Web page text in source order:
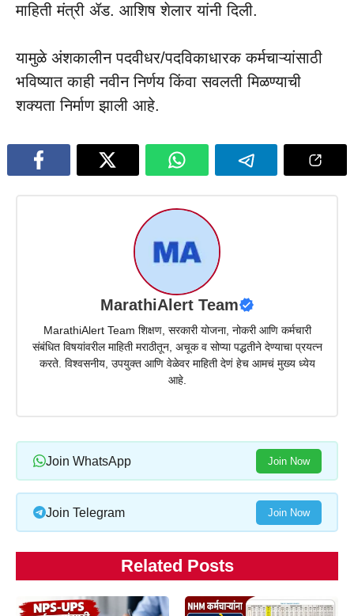
माहिती मंत्री ॲड. आशिष शेलार यांनी दिली.
यामुळे अंशकालीन पदवीधर/पदविकाधारक कर्मचाऱ्यांसाठी
भविष्यात काही नवीन निर्णय किंवा सवलती मिळण्याची
शक्यता निर्माण झाली आहे.
MarathiAlert Team
MarathiAlert Team शिक्षण, सरकारी योजना, नोकरी आणि कर्मचारी
संबंधित विषयांवरील माहिती मराठीतून, अचूक व सोप्या पद्धतीने देण्याचा प्रयत्न
करते. विश्वसनीय, उपयुक्त आणि वेळेवर माहिती देणं हेच आमचं मुख्य ध्येय
आहे.
Join WhatsApp Join Now
Join Telegram Join Now
Related Posts